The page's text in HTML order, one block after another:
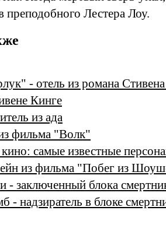
преподобного Лестера Лоу.
- отель из романа
Кинге
из ада
фильма "Волк"
самые известные
из фильма "Побег из
заключенный блока
- надзиратель в блоке